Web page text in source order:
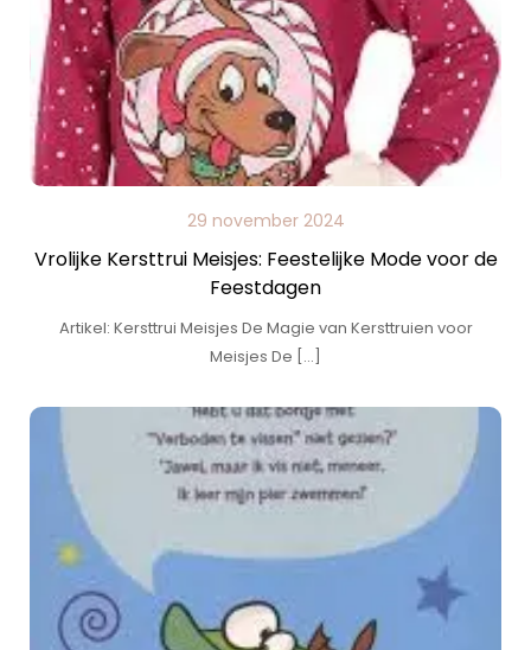
29 november 2024
Vrolijke Kersttrui Meisjes: Feestelijke Mode voor de
Feestdagen
Artikel: Kersttrui Meisjes De Magie van Kersttruien voor
Meisjes De […]